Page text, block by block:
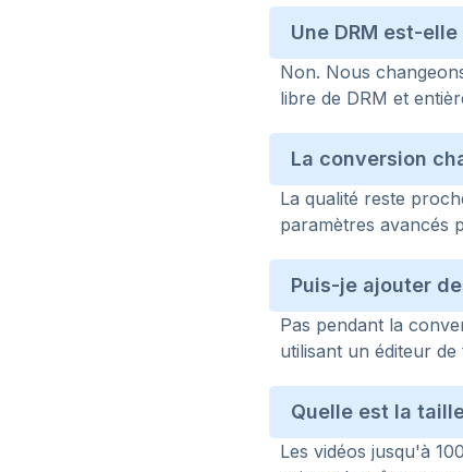
Une DRM est-
Non. Nous
libre de DRM et
La conversion
La qualité reste
paramètres avancés
Puis-je ajouter
Pas pendant la
utilisant un éditeur
Quelle est la
Les vidéos jusqu'à